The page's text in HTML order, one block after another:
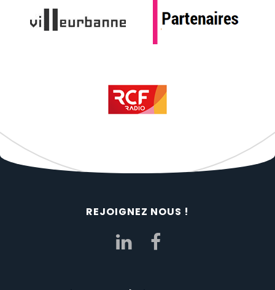
REJOIGNEZ NOUS !